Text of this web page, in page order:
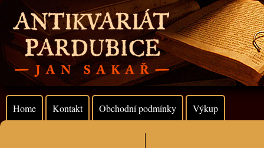
Home Kontakt Obchodní podmínky Výkup